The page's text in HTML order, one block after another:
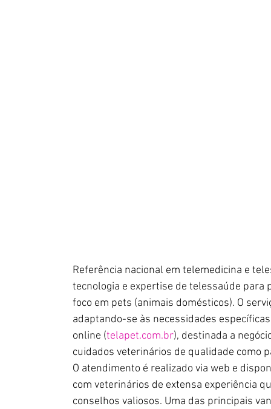
Referência nacional em telemedicina e
tecnologia e expertise de telessaúde
foco em pets (animais domésticos). O
adaptando-se às necessidades
online (telapet.com.br), destinada a
cuidados veterinários de qualidade como
O atendimento é realizado via web e
com veterinários de extensa experiência
conselhos valiosos. Uma das principais